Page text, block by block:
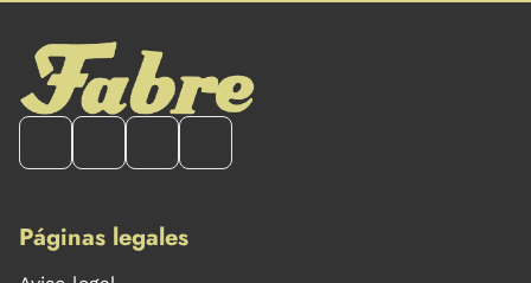
Páginas legales